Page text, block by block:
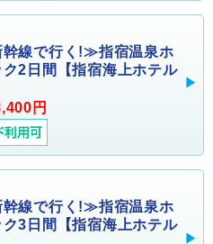
線で行く!≫指宿温泉ホ
ク2日間【指宿海上ホテル
円
線で行く!≫指宿温泉ホ
ク3日間【指宿海上ホテル